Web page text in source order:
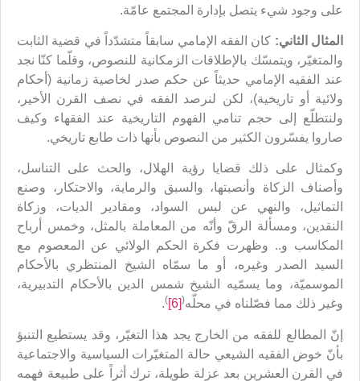
على وجود شيء يتصل بإدارة المجتمع عامّة.
المثال الثاني: كان الفقه الإمامي سابقاً متشدّداً في قضية الثابت
والمتغيّر، ويتمسّك بالإطلاقات الزمكانية للنصوص، وقلّما كنّا نجد
عند الفقيه الإمامي حديثاً عن حكم صدر لخاصية زمانية (أحكام
ولائية أو تاريخية)، لكن لنرصد الفقه في نصف القرن الأخير،
ولنتطلّع إلى حجم تنامي الفهوم التاريخية عند الفقهاء وكيف
صاروا يفسّرون الكثير من النصوص بأنها ذات طابع تاريخي.
وكمثال على ذلك قضايا رؤية الهلال، والحث على التناسل،
وأصناف الزكاة وأنصبتها، والسبق والرماية، والاحتكار، وصنع
التماثيل، والنهي عن لبس السواد، ومقادير الديات، وزكاة
النقدين، ومسألة الرقّ وأنّه من المعاملة بالمثل، وخمس أرباح
المكاسب و.. وظهرت فكرة الحكم الولائي عن المعصوم مع
السيد الصدر وغيره، أو ما سمّاه الشيخ المنتظري بالأحكام
الموسميّة، وما يسمّيه الشيخ شمس الدين بالأحكام التدبيرية،
وغير ذلك مما فصّلناه في محلّه(
[6]
)
.
إنّ المطالع للفقه من الخارج يجد هذا التغيّر، وقد يستطيع التنبؤ
بأنّ خوض الفقيه الشيعي حالة المتغيّرات السياسية والاجتماعية
في القرن العشرين بعد عزلة طويلة، ترك أثراً على طبيعة فهمه